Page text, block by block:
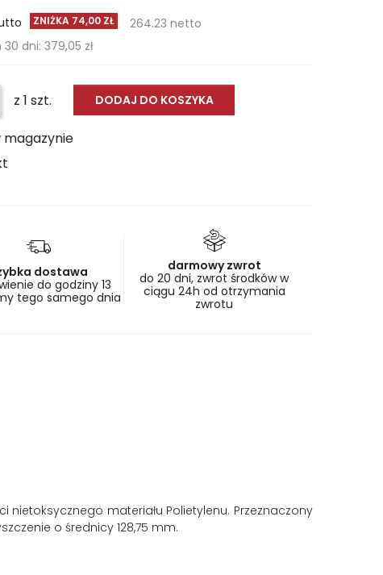
ZNIŻKA 74,00 ZŁ
264.23 netto
dni: 379,05 zł
z 1 szt.
magazynie
DODAJ DO KOSZYKA
dostawa
do godziny 13
tego samego dnia
darmowy zwrot
do 20 dni, zwrot środków w
ciągu 24h od otrzymania
zwrotu
materiału Polietylenu. Przeznaczony
o średnicy 128,75 mm.